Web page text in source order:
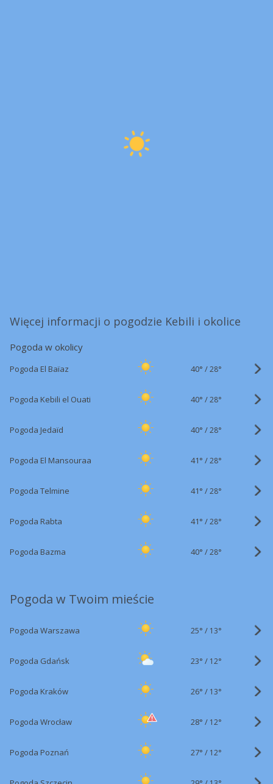
Więcej informacji o pogodzie Kebili i okolice
Pogoda w okolicy
Pogoda El Baïaz 40° /28°
Pogoda Kebili el Ouati 40° /28°
Pogoda Jedaïd 40° /28°
Pogoda El Mansouraa 41° /28°
Pogoda Telmine 41° /28°
Pogoda Rabta 41° /28°
Pogoda Bazma 40° /28°
Pogoda w Twoim mieście
Pogoda Warszawa 25° / 13°
Pogoda Gdańsk 23° / 12°
Pogoda Kraków 26° / 13°
Pogoda Wrocław 28° / 12°
Pogoda Poznań 27° / 12°